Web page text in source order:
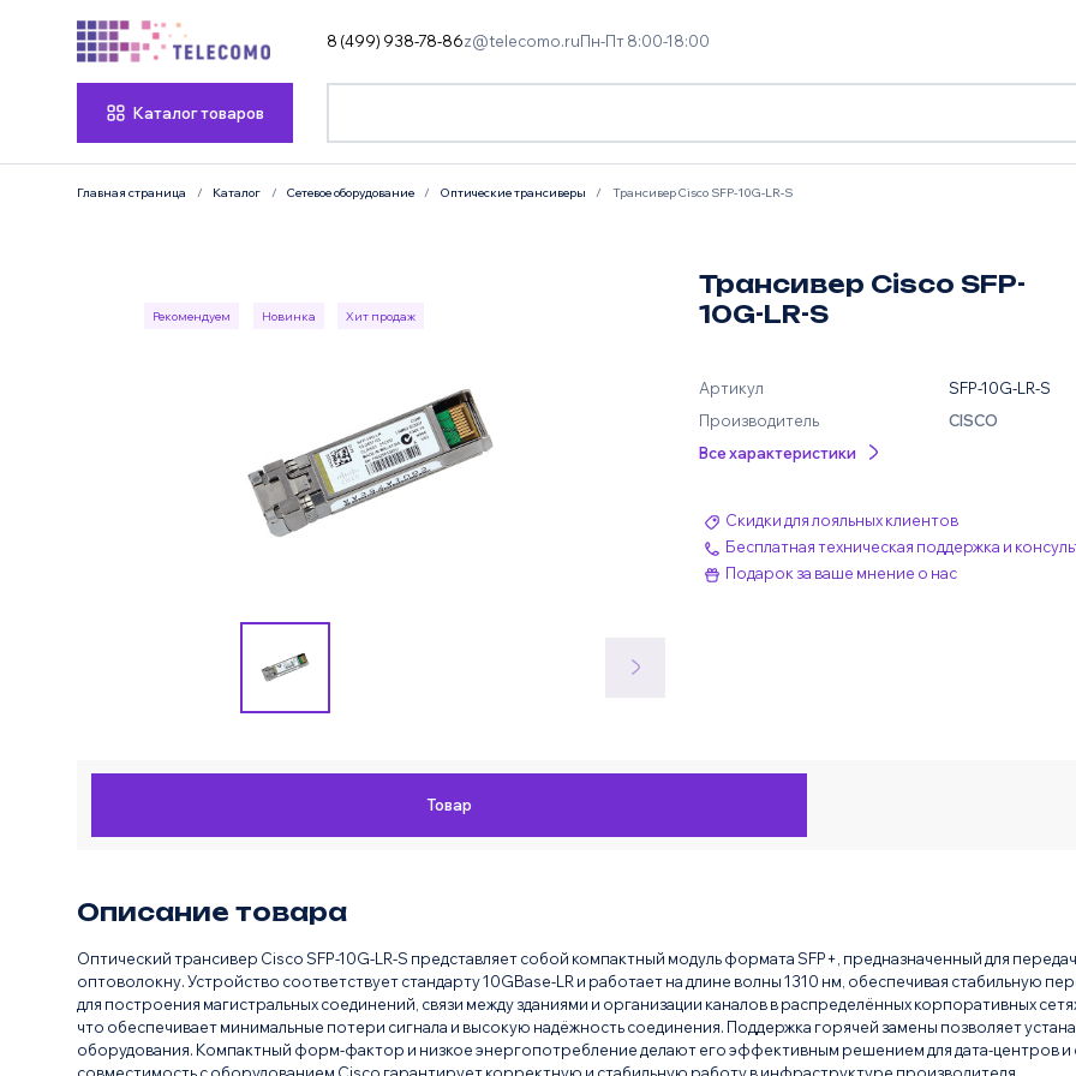
8 (499) 938-78-86z@telecomo.ruПн-Пт 8:00-18:00
Каталог товаров
Главная страница Каталог Сетевое оборудование Оптические трансиверы Трансивер Cisco SFP-10G-LR-S
Рекомендуем Новинка Хит продаж
Трансивер Cisco SFP-
10G-LR-S
Артикул
SFP-10G-LR-S
Производитель
CISCO
Все характеристики
Скидки для лояльных клиентов
Бесплатная техническая поддержка и
Подарок за ваше мнение о нас
Товар
Описание товара
Оптический трансивер Cisco SFP-10G-LR-S представляет собой компактный модуль формата SFP+, предназначенный для
оптоволокну. Устройство соответствует стандарту 10GBase-LR и работает на длине волны 1310 нм, обеспечивая стабильную
для построения магистральных соединений, связи между зданиями и организации каналов в распределённых корпоративных
что обеспечивает минимальные потери сигнала и высокую надёжность соединения. Поддержка горячей замены позволяет
оборудования. Компактный форм-фактор и низкое энергопотребление делают его эффективным решением для дата-центров и